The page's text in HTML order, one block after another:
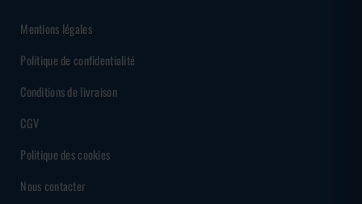
Mentions légales
Politique de confidentialité
Conditions de livraison
CGV
Politique des cookies
Nous contacter